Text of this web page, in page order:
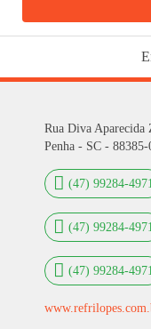
Rua Diva Aparecida
Penha - SC - 88385-
(47) 99284-
(47) 99284-
(47) 99284-